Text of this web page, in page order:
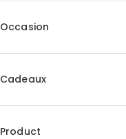
Occasion
Remise des diplômes(1)
Cadeaux
Pour amoureux des
Product